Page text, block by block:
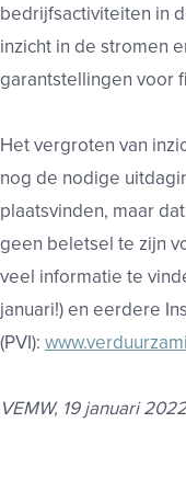
bedrijfsactiviteiten in
inzicht in de stromen
garantstellingen voor
Het vergroten van
nog de nodige
plaatsvinden, maar
geen beletsel te zijn
veel informatie te
januari!) en eerdere
(PVI):
VEMW, 19 januari 2022